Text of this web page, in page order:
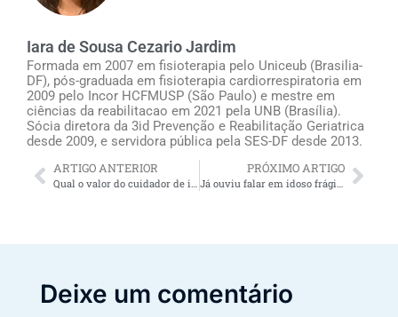
Iara de Sousa Cezario Jardim
Formada em 2007 em fisioterapia pelo Uniceub (Brasilia-
DF), pós-graduada em fisioterapia cardiorrespiratoria em
2009 pelo Incor HCFMUSP (São Paulo) e mestre em
ciências da reabilitacao em 2021 pela UNB (Brasília).
Sócia diretora da 3id Prevenção e Reabilitação Geriatrica
desde 2009, e servidora pública pela SES-DF desde 2013.
ARTIGO ANTERIOR
Qual o valor do cuidador de idosos (R$) trabalhando numa residência?
PRÓXIMO ARTIGO
Já ouviu falar em idoso frágil? Como tratar a fraqueza em idosos? Fisioterapia pode ajudar (e muito!)
Deixe um comentário